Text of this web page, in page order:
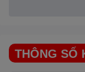
công suất lớn lên
ấn mà không cần
THÔNG SỐ